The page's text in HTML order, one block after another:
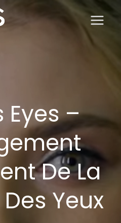
Eyes –
De La
Yeux